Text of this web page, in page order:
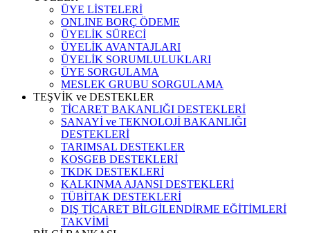
ÜYE LİSTELERİ
ONLINE BORÇ ÖDEME
ÜYELİK SÜRECİ
ÜYELİK AVANTAJLARI
ÜYELİK SORUMLULUKLARI
ÜYE SORGULAMA
MESLEK GRUBU SORGULAMA
TEŞVİK ve DESTEKLER
TİCARET BAKANLIĞI DESTEKLERİ
SANAYİ ve TEKNOLOJİ BAKANLIĞI
DESTEKLERİ
TARIMSAL DESTEKLER
KOSGEB DESTEKLERİ
TKDK DESTEKLERİ
KALKINMA AJANSI DESTEKLERİ
TÜBİTAK DESTEKLERİ
DIŞ TİCARET BİLGİLENDİRME EĞİTİMLERİ
TAKVİMİ